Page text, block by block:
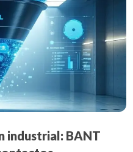
industrial: BANT